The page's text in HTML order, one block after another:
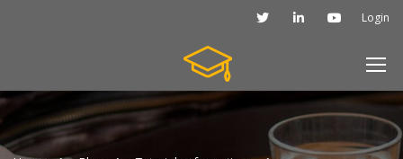
Login